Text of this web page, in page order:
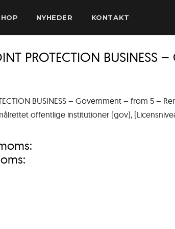
NYHEDER KONTAKT
PROTECTION
BUSINESS – Government – from 5 –
offentlige institutioner (gov),